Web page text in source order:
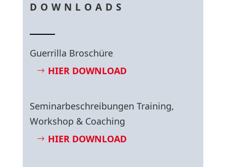
DOWNLOADS
Guerrilla Broschüre
HIER DOWNLOAD
Seminarbeschreibungen Training,
Workshop & Coaching
HIER DOWNLOAD